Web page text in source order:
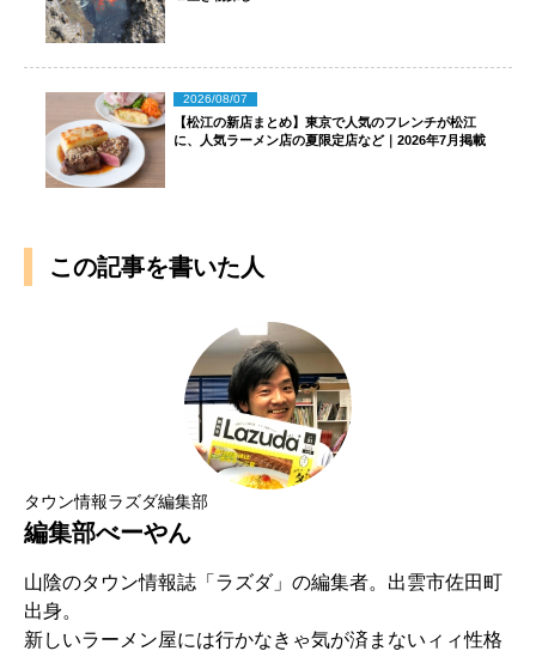
2026/08/07
【松江の新店まとめ】東京で人気のフレンチが松江
に、人気ラーメン店の夏限定店など｜2026年7月掲載
この記事を書いた人
タウン情報ラズダ編集部
編集部べーやん
山陰のタウン情報誌「ラズダ」の編集者。出雲市佐田町
出身。
新しいラーメン屋には行かなきゃ気が済まないィィ性格